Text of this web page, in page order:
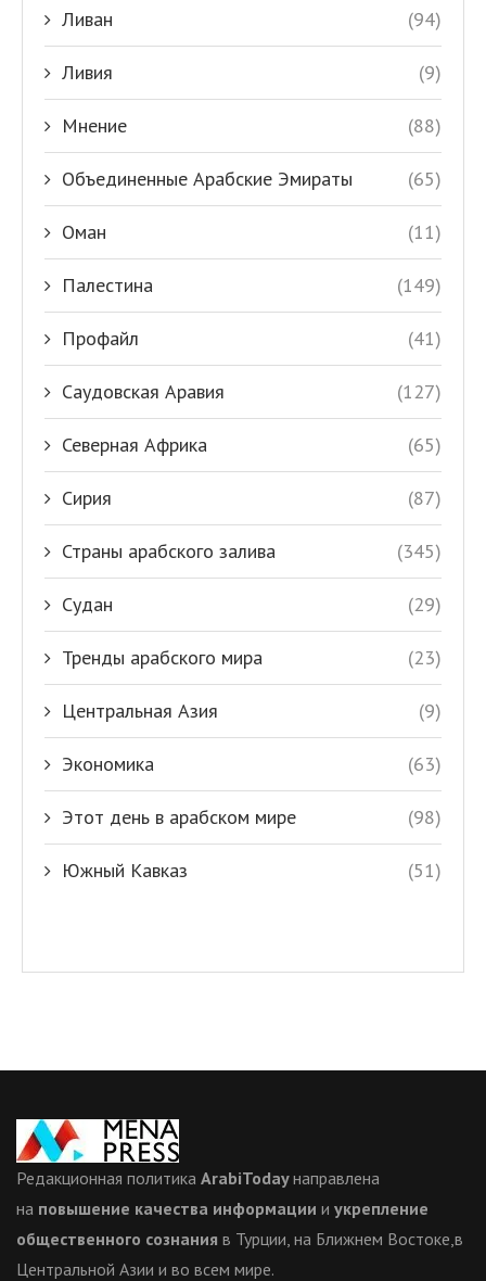
Ливан (94)
Ливия (9)
Мнение (88)
Объединенные Арабские Эмираты (65)
Оман (11)
Палестина (149)
Профайл (41)
Саудовская Аравия (127)
Северная Африка (65)
Сирия (87)
Страны арабского залива (345)
Судан (29)
Тренды арабского мира (23)
Центральная Азия (9)
Экономика (63)
Этот день в арабском мире (98)
Южный Кавказ (51)
Редакционная политика ArabiTodayнаправлена
на повышение качества информации и укрепление
общественного сознания в Турции, на Ближнем Востоке,в
Центральной Азии и во всем мире.